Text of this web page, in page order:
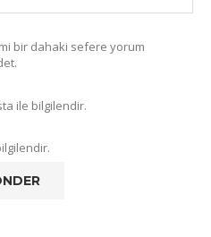
bir dahaki sefere yorum
ile bilgilendir.